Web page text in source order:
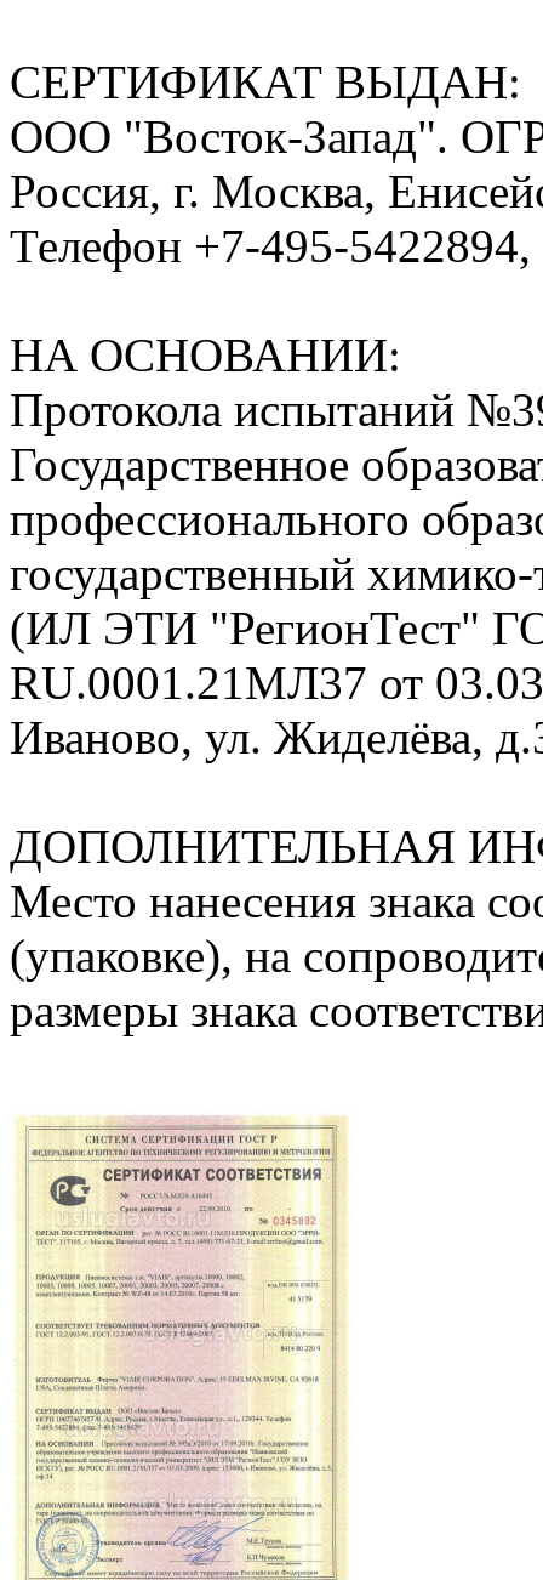
СЕРТИФИКАТ ВЫДАН:
ООО "Восток-Запад".
Россия, г. Москва,
Телефон +7-495-
НА ОСНОВАНИИ:
Протокола испытаний
Государственное
профессионального
государственный
(ИЛ ЭТИ "РегионТест"
RU.0001.21MЛ37 от
Иваново, ул. Жиделёва,
ДОПОЛНИТЕЛЬНАЯ
Место нанесения знака
(упаковке), на
размеры знака